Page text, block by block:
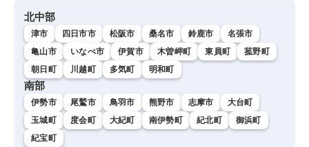
北中部
津市 四日市市 松阪市 桑名市 鈴鹿市
名張市
亀山市
いなべ市 伊賀市 木曽岬町 東員町
菰野町
朝日町
川越町 多気町 明和町
南部
伊勢市 尾鷲市 鳥羽市 熊野市 志摩市
大台町
玉城町
度会町 大紀町 南伊勢町 紀北町
御浜町
紀宝町